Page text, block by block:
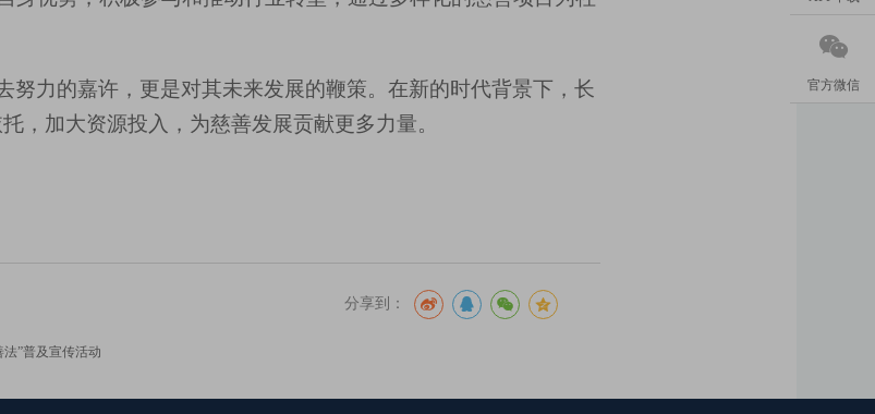
努力的嘉许，更是对其未来发展的鞭策。在新的时代背景下，长
，加大资源投入，为慈善发展贡献更多力量。
”普及宣传活动
分享到：

官方微信